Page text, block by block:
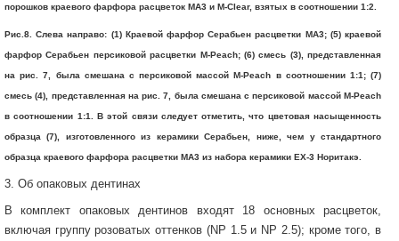
порошков краевого фарфора расцветок МА3 и M-Clear, взятых в соотношении 1:2.
Рис.8. Слева направо: (1) Краевой фарфор Серабьен расцветки МА3; (5) краевой
фарфор Серабьен персиковой расцветки M-Peach; (6) смесь (3), представленная
на рис. 7, была смешана с персиковой массой M-Peach в соотношении 1:1; (7)
смесь (4), представленная на рис. 7, была смешана с персиковой массой M-Peach
в соотношении 1:1. В этой связи следует отметить, что цветовая насыщенность
образца (7), изготовленного из керамики Серабьен, ниже, чем у стандартного
образца краевого фарфора расцветки МА3 из набора керамики ЕХ-3 Норитакэ.
3. Об опаковых дентинах
В комплект опаковых дентинов входят 18 основных расцветок,
включая группу розоватых оттенков (NP 1.5 и NP 2.5); кроме того, в